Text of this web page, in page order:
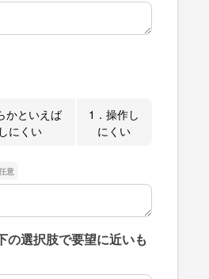
かといえば
にくい
1．操作し
にくい
の選択肢で要望に近いも